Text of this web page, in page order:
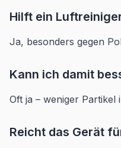
Hilft ein
Ja, besonders gegen
Kann ich damit
Oft ja – weniger Partikel
Reicht das Gerät